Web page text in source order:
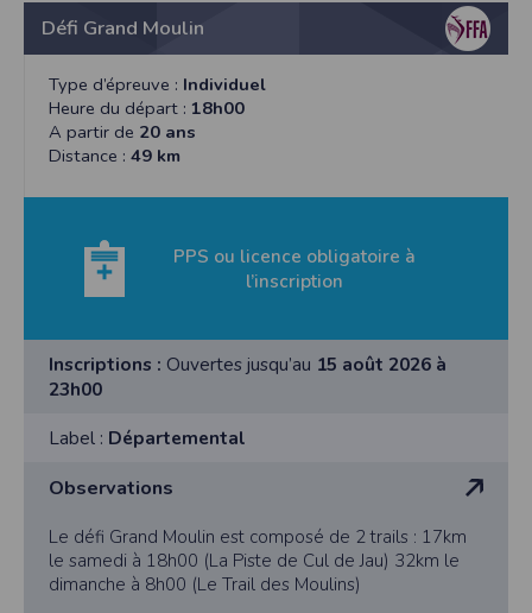
Défi Grand Moulin
Type d’épreuve : Individuel
Heure du départ : 18h00
A partir de 20 ans
Distance : 49 km
PPS ou licence obligatoire à
l’inscription
Inscriptions : Ouvertes jusqu’au 15 août 2026 à
23h00
Label : Départemental
Observations
Le défi Grand Moulin est composé de 2 trails : 17km
le samedi à 18h00 (La Piste de Cul de Jau) 32km le
dimanche à 8h00 (Le Trail des Moulins)